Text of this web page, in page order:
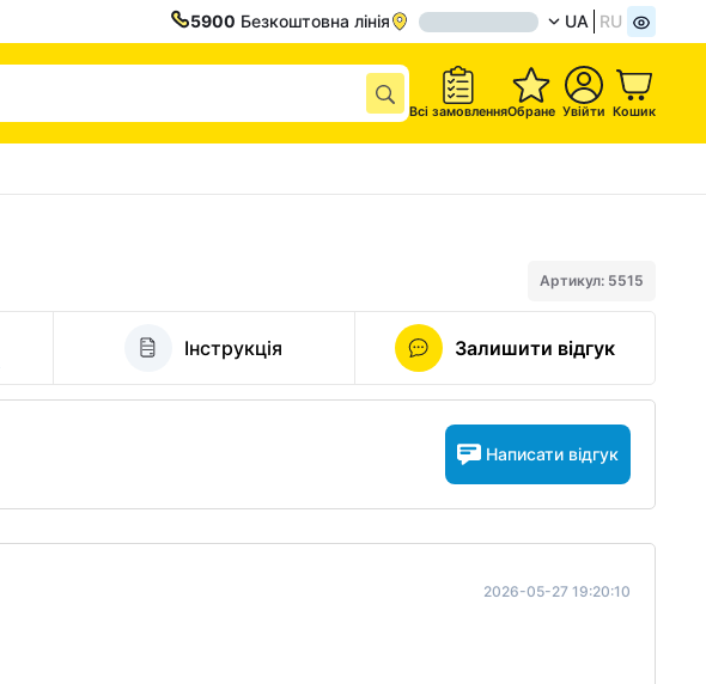
5900 Безкоштовна лінія UA RU
Всі замовленняОбране Увійти Кошик
Артикул: 5515
Інструкція Залишити відгук
Написати відгук
2026-05-27 19:20:10